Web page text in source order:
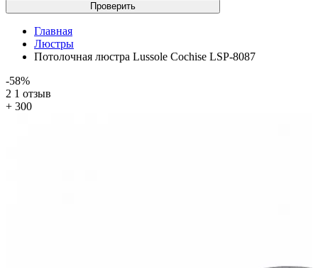
Проверить
Главная
Люстры
Потолочная люстра Lussole Cochise LSP-8087
-58%
2 1 отзыв
+ 300